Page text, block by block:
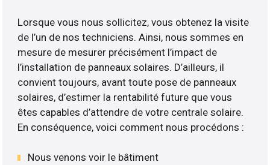
Lorsque vous nous sollicitez, vous obtenez la visite
de l’un de nos techniciens. Ainsi, nous sommes en
mesure de mesurer précisément l’impact de
l’installation de panneaux solaires. D’ailleurs, il
convient toujours, avant toute pose de panneaux
solaires, d’estimer la rentabilité future que vous
êtes capables d’attendre de votre centrale solaire.
En conséquence, voici comment nous procédons :
Nous venons voir le bâtiment